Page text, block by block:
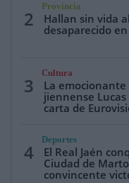
2
Provincia
Hallan sin vida
desaparecido
3
Cultura
La
jiennense
carta de
4
Deportes
El Real Jaén
Ciudad de
convincente